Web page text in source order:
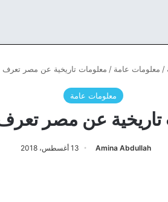
/ معلومات عامة / معلومات تاريخية عن مصر تعرف
معلومات عامة
عن مصر تعرف
Amina Abdullah 13 أغسطس، 2018